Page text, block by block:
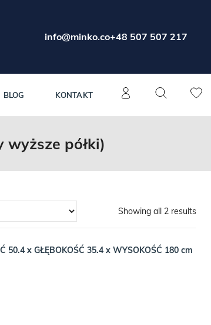
info@minko.co+48 507 507 217
BLOG KONTAKT
wyższe półki)
Showing all 2 results
50.4 x GŁĘBOKOŚĆ 35.4 x WYSOKOŚĆ 180 cm